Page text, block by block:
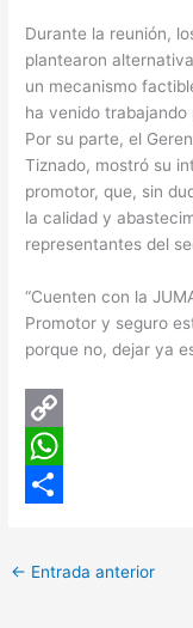
Durante la reunión,
plantearon
un mecanismo
ha venido trabajando
Por su parte, el
Tiznado, mostró su
promotor, que, sin
la calidad y
representantes del
“Cuenten con la
Promotor y seguro
porque no, dejar ya
C
oW
← Entrada anterior